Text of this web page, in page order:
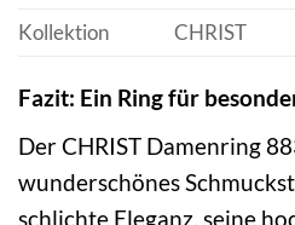
Kollektion
CHRIST
Fazit: Ein Ring für
Der CHRIST Damenring
wunderschönes
schlichte Eleganz, seine